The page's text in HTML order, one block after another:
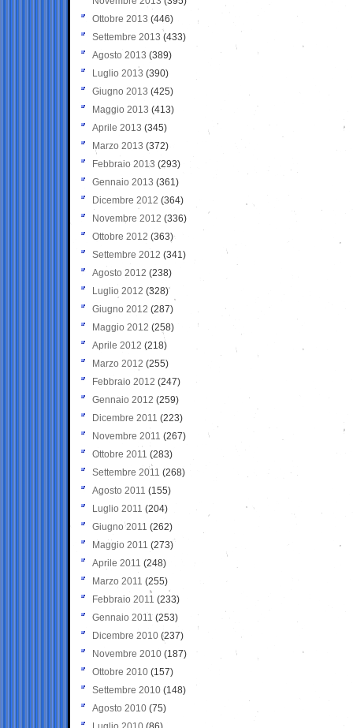
Ottobre 2013 (446)
Settembre 2013 (433)
Agosto 2013 (389)
Luglio 2013 (390)
Giugno 2013 (425)
Maggio 2013 (413)
Aprile 2013 (345)
Marzo 2013 (372)
Febbraio 2013 (293)
Gennaio 2013 (361)
Dicembre 2012 (364)
Novembre 2012 (336)
Ottobre 2012 (363)
Settembre 2012 (341)
Agosto 2012 (238)
Luglio 2012 (328)
Giugno 2012 (287)
Maggio 2012 (258)
Aprile 2012 (218)
Marzo 2012 (255)
Febbraio 2012 (247)
Gennaio 2012 (259)
Dicembre 2011 (223)
Novembre 2011 (267)
Ottobre 2011 (283)
Settembre 2011 (268)
Agosto 2011 (155)
Luglio 2011 (204)
Giugno 2011 (262)
Maggio 2011 (273)
Aprile 2011 (248)
Marzo 2011 (255)
Febbraio 2011 (233)
Gennaio 2011 (253)
Dicembre 2010 (237)
Novembre 2010 (187)
Ottobre 2010 (157)
Settembre 2010 (148)
Agosto 2010 (75)